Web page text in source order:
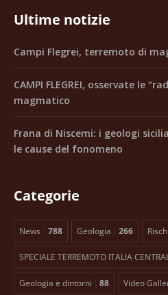
Ultime notizie
Campi Flegrei, terremoto di
CAMPI FLEGREI, osservate le
magmatico
Frana di Niscemi: i geologi
le cause del fonomeno
Categorie
News 788 Geologia 266 Rischi
SPECIALE TERREMOTO ITALIA
Geologia e dintorni 88 Video